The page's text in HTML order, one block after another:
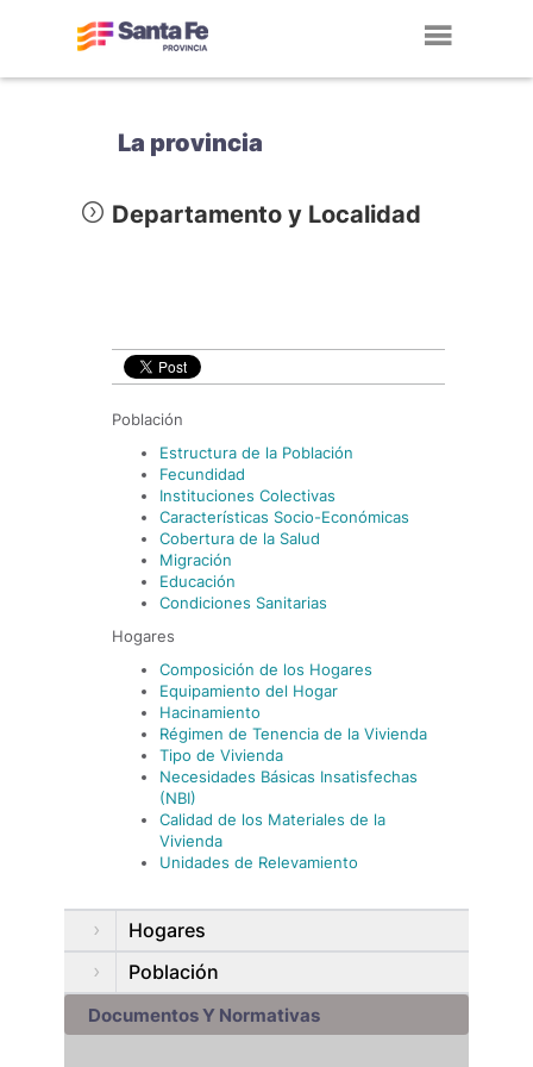
La provincia
Departamento y Localidad
Población
Estructura de la Población
Fecundidad
Instituciones Colectivas
Características Socio-Económicas
Cobertura de la Salud
Migración
Educación
Condiciones Sanitarias
Hogares
Composición de los Hogares
Equipamiento del Hogar
Hacinamiento
Régimen de Tenencia de la Vivienda
Tipo de Vivienda
Necesidades Básicas Insatisfechas
(NBI)
Calidad de los Materiales de la
Vivienda
Unidades de Relevamiento
Hogares
Población
Documentos Y Normativas